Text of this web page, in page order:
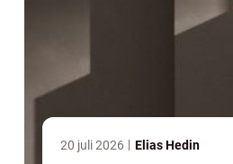
20 juli 2026 Elias Hedin